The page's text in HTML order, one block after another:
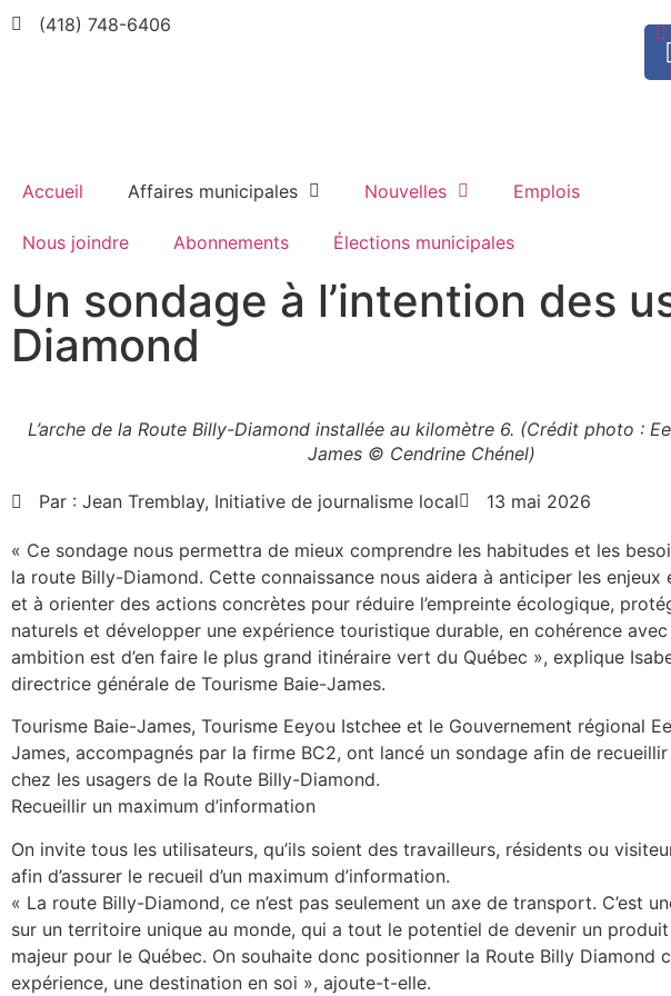
(418) 748-6406
Accueil Affaires municipales Nouvelles Emplois
Nous joindre Abonnements Élections municipales
Un sondage à l’intention des
Diamond
L’arche de la Route Billy-Diamond installée au kilomètre 6. (Crédit photo :
James © Cendrine Chénel)
Par : Jean Tremblay, Initiative de journalisme local 13 mai 2026
« Ce sondage nous permettra de mieux comprendre les habitudes et les
la route Billy-Diamond. Cette connaissance nous aidera à anticiper les enjeux
et à orienter des actions concrètes pour réduire l’empreinte écologique,
naturels et développer une expérience touristique durable, en cohérence
ambition est d’en faire le plus grand itinéraire vert du Québec », explique
directrice générale de Tourisme Baie-James.
Tourisme Baie-James, Tourisme Eeyou Istchee et le Gouvernement régional
James, accompagnés par la firme BC2, ont lancé un sondage afin de
chez les usagers de la Route Billy-Diamond.
Recueillir un maximum d’information
On invite tous les utilisateurs, qu’ils soient des travailleurs, résidents ou
afin d’assurer le recueil d’un maximum d’information.
« La route Billy-Diamond, ce n’est pas seulement un axe de transport. C’est
sur un territoire unique au monde, qui a tout le potentiel de devenir un
majeur pour le Québec. On souhaite donc positionner la Route Billy Diamond
expérience, une destination en soi », ajoute-t-elle.